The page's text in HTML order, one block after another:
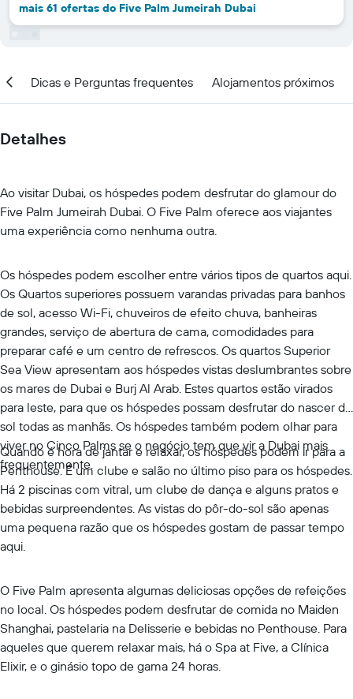
mais 61 ofertas do Five Palm Jumeirah Dubai
Dicas e Perguntas frequentes Alojamentos próximos
Detalhes
Ao visitar Dubai, os hóspedes podem desfrutar do glamour do
Five Palm Jumeirah Dubai. O Five Palm oferece aos viajantes
uma experiência como nenhuma outra.
Os hóspedes podem escolher entre vários tipos de quartos aqui.
Os Quartos superiores possuem varandas privadas para banhos
de sol, acesso Wi-Fi, chuveiros de efeito chuva, banheiras
grandes, serviço de abertura de cama, comodidades para
preparar café e um centro de refrescos. Os quartos Superior
Sea View apresentam aos hóspedes vistas deslumbrantes sobre
os mares de Dubai e Burj Al Arab. Estes quartos estão virados
para leste, para que os hóspedes possam desfrutar do nascer do
sol todas as manhãs. Os hóspedes também podem olhar para
viver no Cinco Palms se o negócio tem que vir a Dubai mais
frequentemente.
Quando é hora de jantar e relaxar, os hóspedes podem ir para a
Penthouse. É um clube e salão no último piso para os hóspedes.
Há 2 piscinas com vitral, um clube de dança e alguns pratos e
bebidas surpreendentes. As vistas do pôr-do-sol são apenas
uma pequena razão que os hóspedes gostam de passar tempo
aqui.
O Five Palm apresenta algumas deliciosas opções de refeições
no local. Os hóspedes podem desfrutar de comida no Maiden
Shanghai, pastelaria na Delisserie e bebidas no Penthouse. Para
aqueles que querem relaxar mais, há o Spa at Five, a Clínica
Elixir, e o ginásio topo de gama 24 horas.